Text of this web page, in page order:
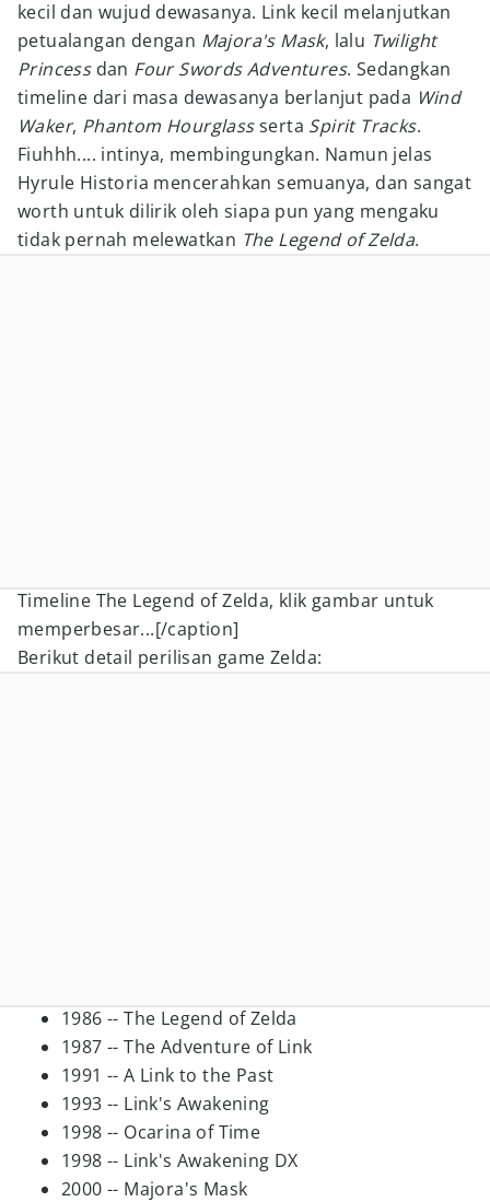
kecil dan wujud dewasanya. Link kecil melanjutkan
petualangan dengan Majora's Mask, lalu Twilight
Princessdan Four Swords Adventures. Sedangkan
timeline dari masa dewasanya berlanjut pada Wind
Waker, Phantom Hourglassserta Spirit Tracks.
Fiuhhh.... intinya, membingungkan. Namun jelas
Hyrule Historia mencerahkan semuanya, dan sangat
worth untuk dilirik oleh siapa pun yang mengaku
tidak pernah melewatkan The Legend of Zelda.
Timeline The Legend of Zelda, klik gambar untuk
memperbesar...[/caption]
Berikut detail perilisan game Zelda:
1986 -- The Legend of Zelda
1987 -- The Adventure of Link
1991 -- A Link to the Past
1993 -- Link's Awakening
1998 -- Ocarina of Time
1998 -- Link's Awakening DX
2000 -- Majora's Mask